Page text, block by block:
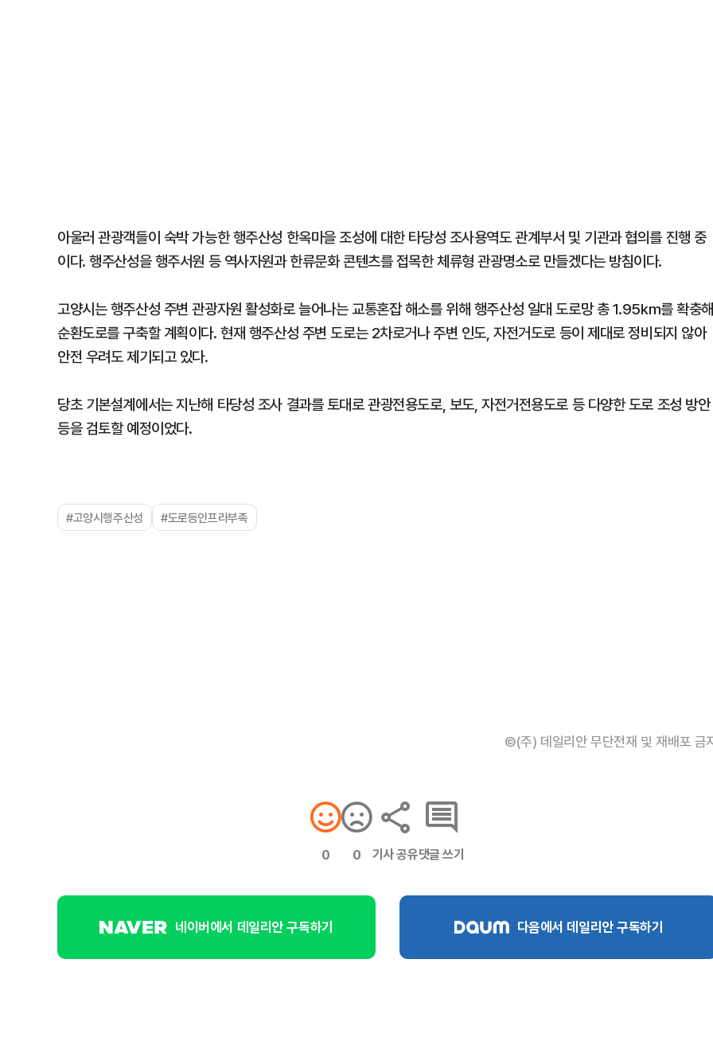
아울러 관광객들이 숙박 가능한 행주산성 한옥마을 조성에 대한 타당성 조사용역도 관계부서 및 기관과 협의를 진행 중
이다. 행주산성을 행주서원 등 역사자원과 한류문화 콘텐츠를 접목한 체류형 관광명소로 만들겠다는 방침이다.
고양시는 행주산성 주변 관광자원 활성화로 늘어나는 교통혼잡 해소를 위해 행주산성 일대 도로망 총 1.95km를 확충
순환도로를 구축할 계획이다. 현재 행주산성 주변 도로는 2차로거나 주변 인도, 자전거도로 등이 제대로 정비되지 않아
안전 우려도 제기되고 있다.
당초 기본설계에서는 지난해 타당성 조사 결과를 토대로 관광전용도로, 보도, 자전거전용도로 등 다양한 도로 조성 방안
등을 검토할 예정이었다.
#고양시행주산성 #도로등인프라부족
©(주) 데일리안 무단전재 및 재배포 금
0 0 기사 공유댓글 쓰기
네이버에서 데일리안 구독하기 다음에서 데일리안 구독하기